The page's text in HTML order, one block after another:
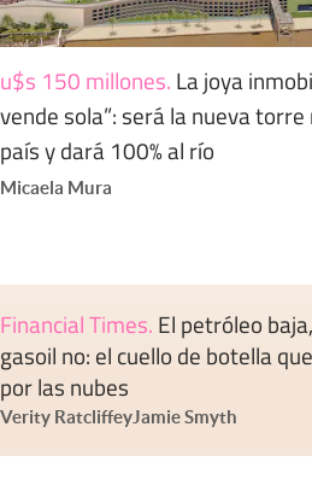
u$s 150 millones. La joya
vende sola”: será la nueva
país y dará 100% al río
Micaela Mura
Financial Times. El petróleo
gasoil no: el cuello de botella
por las nubes
Verity RatcliffeyJamie Smyth